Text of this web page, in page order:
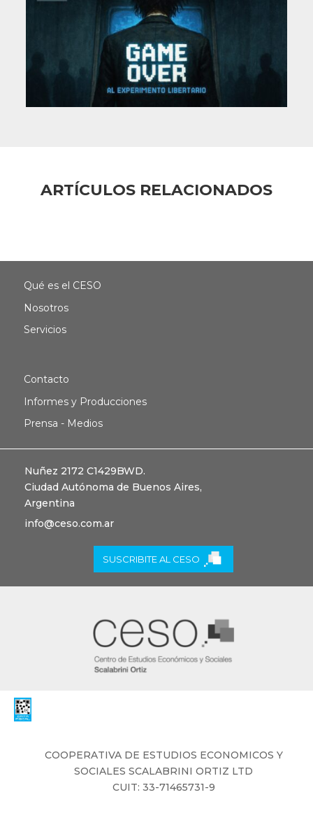
ARTÍCULOS RELACIONADOS
Qué es el CESO
Nosotros
Servicios
Contacto
Informes y Producciones
Prensa - Medios
Nuñez 2172 C1429BWD.
Ciudad Autónoma de Buenos Aires,
Argentina
info@ceso.com.ar
SUSCRIBITE AL CESO
COOPERATIVA DE ESTUDIOS ECONOMICOS Y
SOCIALES ​SCALABRINI ORTIZ LTD
CUIT: 33-71465731-9